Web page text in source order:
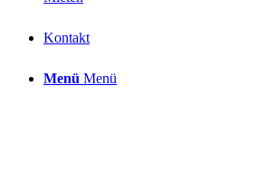
Kontakt
Menü Menü